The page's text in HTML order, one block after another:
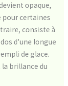
opaque,
pour certaines
consiste à
d’une longue
de glace.
brillance du